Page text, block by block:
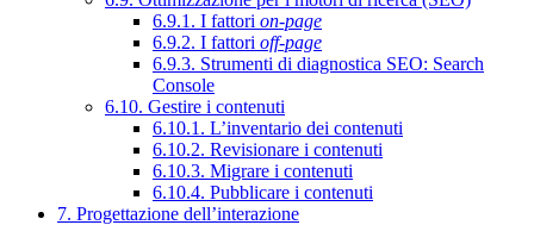
6.9.1. I fattori on-page
6.9.2. I fattori off-page
6.9.3. Strumenti di diagnostica SEO: Search
Console
6.10. Gestire i contenuti
6.10.1. L’inventario dei contenuti
6.10.2. Revisionare i contenuti
6.10.3. Migrare i contenuti
6.10.4. Pubblicare i contenuti
7. Progettazione dell’interazione